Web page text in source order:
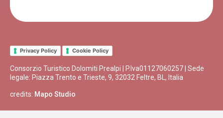
Privacy Policy Cookie Policy
Consorzio Turistico Dolomiti Prealpi | P.Iva01127060257 | Sede
legale: Piazza Trento e Trieste, 9, 32032 Feltre, BL, Italia
credits: Mapo Studio